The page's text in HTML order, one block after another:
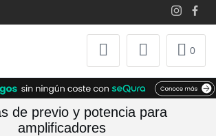
0
de previo y potencia para
amplificadores